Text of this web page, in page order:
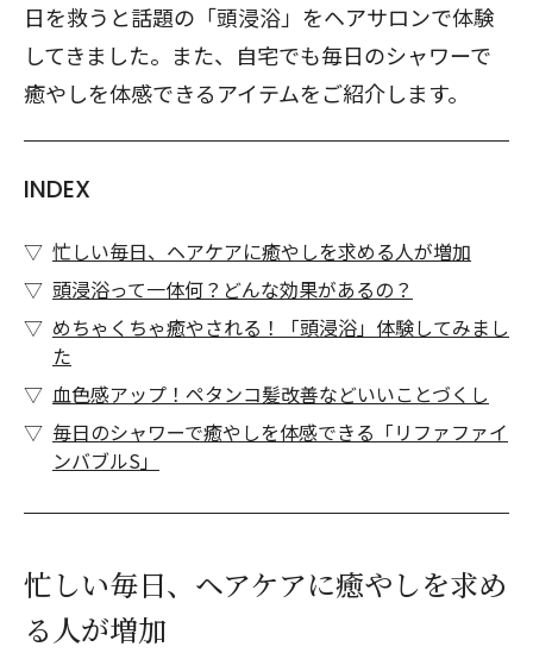
日を救うと話題の「頭浸浴」をヘアサロンで体験
してきました。また、自宅でも毎日のシャワーで
癒やしを体感できるアイテムをご紹介します。
INDEX
忙しい毎日、ヘアケアに癒やしを求める人が増加
頭浸浴って一体何？どんな効果があるの？
めちゃくちゃ癒やされる！「頭浸浴」体験してみまし
た
血色感アップ！ペタンコ髪改善などいいことづくし
毎日のシャワーで癒やしを体感できる「リファファイ
ンバブルS」
忙しい毎日、ヘアケアに癒やしを求め
る人が増加